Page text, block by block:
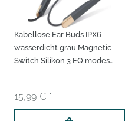
Kabellose Ear Buds IPX6
wasserdicht grau Magnetic
Switch Silikon 3 EQ modes
15,99 € *